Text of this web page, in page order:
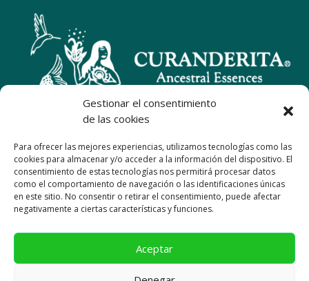
Gestionar el consentimiento
de las cookies
Para ofrecer las mejores experiencias, utilizamos tecnologías como las
cookies para almacenar y/o acceder a la información del dispositivo. El
consentimiento de estas tecnologías nos permitirá procesar datos
como el comportamiento de navegación o las identificaciones únicas
en este sitio. No consentir o retirar el consentimiento, puede afectar
negativamente a ciertas características y funciones.
Aceptar
Esencias ancestrales de Perú
AVISO LEGAL|POLÍTICA DE DEVOLUCIONES